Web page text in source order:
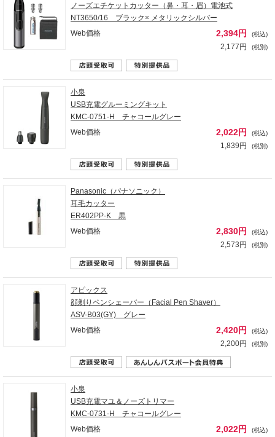
ノーズエチケットカッター（鼻・耳・眉）電池式
NT3650/16 ブラック× メタリックシルバー
Web価格
2,394円 (税込)
2,177円 (税別)
小泉
USB充電グルーミングキット
KMC-0751-H チャコールグレー
Web価格
2,022円 (税込)
1,839円 (税別)
Panasonic（パナソニック）
耳毛カッター
ER402PP-K 黒
Web価格
2,830円 (税込)
2,573円 (税別)
アピックス
顔剃りペンシェーバー（Facial Pen Shaver）
ASV-B03(GY) グレー
Web価格
2,420円 (税込)
2,200円 (税別)
小泉
USB充電マユ＆ノーズトリマー
KMC-0731-H チャコールグレー
Web価格
2,022円 (税込)